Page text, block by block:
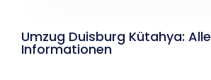
Umzug Duisburg Kütahya: Alle
Informationen